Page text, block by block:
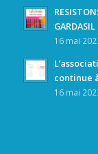
16 mai
continue
16 mai